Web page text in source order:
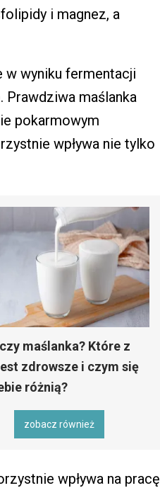
i magnez, a
w wyniku fermentacji
maślanka
pokarmowym
wpływa nie tylko
maślanka? Które z
zdrowsze i czym się
różnią?
zobacz również
wpływa na pracę